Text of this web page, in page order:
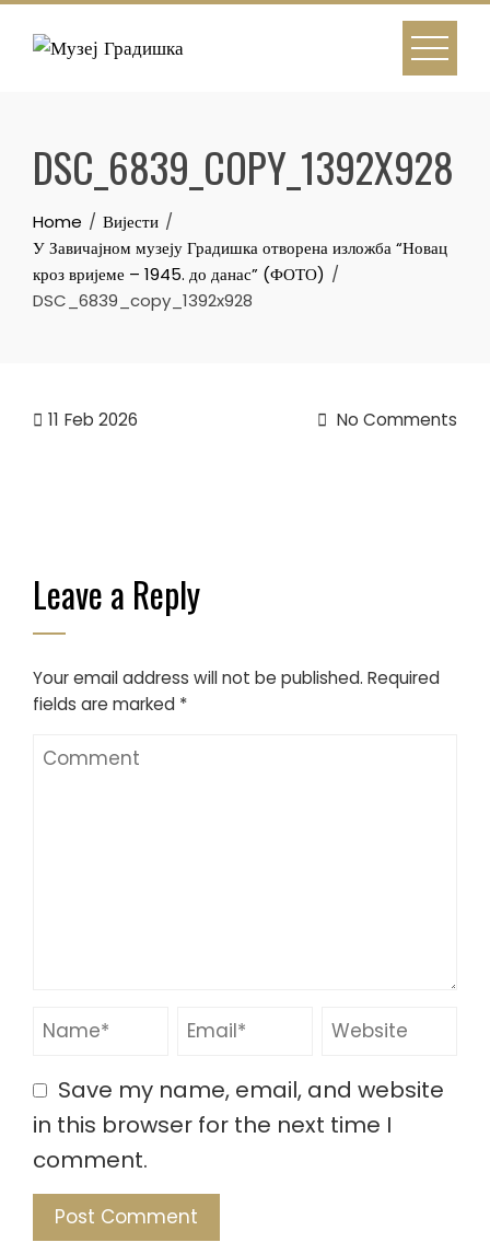
Skip
DSC_6839_COPY_1392X928
Home
Вијести
У Завичајном музеју Градишка отворена изложба “Новац
кроз вријеме – 1945. до данас” (ФОТО)
DSC_6839_copy_1392x928
11 Feb 2026 No Comments
Leave a Reply
Your email address will not be published. Required
fields are marked *
Save my name, email, and website
in this browser for the next time I
comment.